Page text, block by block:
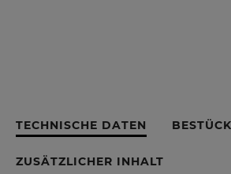
TECHNISCHE DATEN
ZUSÄTZLICHER INHALT